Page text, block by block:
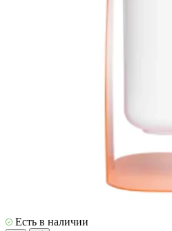
Есть в наличии